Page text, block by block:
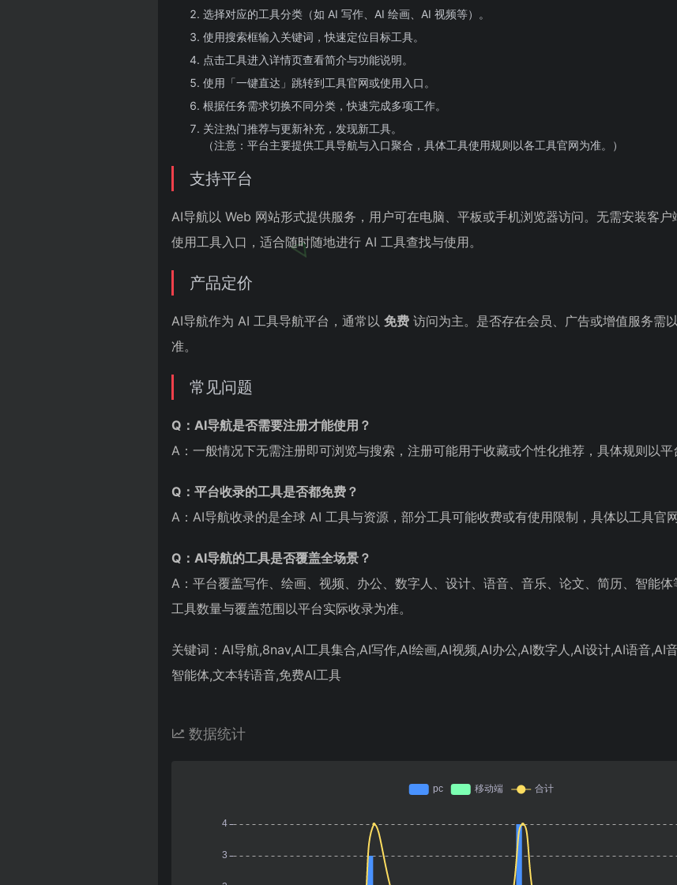
选择对应的工具分类（如 AI 写作、AI 绘画、AI 视频等）。
使用搜索框输入关键词，快速定位目标工具。
点击工具进入详情页查看简介与功能说明。
使用「一键直达」跳转到工具官网或使用入口。
根据任务需求切换不同分类，快速完成多项工作。
关注热门推荐与更新补充，发现新工具。
（注意：平台主要提供工具导航与入口聚合，具体工具使用规则以各工具官网为准。）
支持平台
AI导航以 Web 网站形式提供服务，用户可在电脑、平板或手机浏览器访问。无需安装客
使用工具入口，适合随时随地进行 AI 工具查找与使用。
产品定价
AI导航作为 AI 工具导航平台，通常以 免费 访问为主。是否存在会员、广告或增值服务需
准。
常见问题
Q：AI导航是否需要注册才能使用？
A：一般情况下无需注册即可浏览与搜索，注册可能用于收藏或个性化推荐，具体规则以平
Q：平台收录的工具是否都免费？
A：AI导航收录的是全球 AI 工具与资源，部分工具可能收费或有使用限制，具体以工具官网
Q：AI导航的工具是否覆盖全场景？
A：平台覆盖写作、绘画、视频、办公、数字人、设计、语音、音乐、论文、简历、智能
工具数量与覆盖范围以平台实际收录为准。
关键词：AI导航,8nav,AI工具集合,AI写作,AI绘画,AI视频,AI办公,AI数字人,AI设计,AI语音,AI
智能体,文本转语音,免费AI工具
数据统计